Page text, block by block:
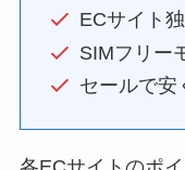
ECサイト
SIMフリー
セールで安